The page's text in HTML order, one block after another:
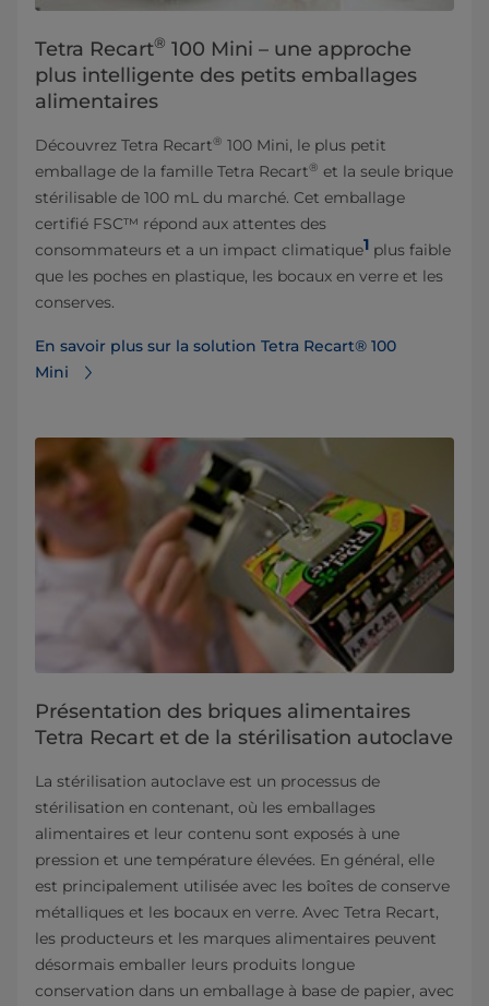
Tetra Recart® 100 Mini – une approche
plus intelligente des petits emballages
alimentaires
Découvrez Tetra Recart® 100 Mini, le plus petit
emballage de la famille Tetra Recart® et la seule brique
stérilisable de 100 mL du marché. Cet emballage
certifié FSC™ répond aux attentes des
consommateurs et a un impact climatique1 plus faible
que les poches en plastique, les bocaux en verre et les
conserves.
En savoir plus sur la solution Tetra Recart® 100
Mini
Présentation des briques alimentaires
Tetra Recart et de la stérilisation autoclave
La stérilisation autoclave est un processus de
stérilisation en contenant, où les emballages
alimentaires et leur contenu sont exposés à une
pression et une température élevées. En général, elle
est principalement utilisée avec les boîtes de conserve
métalliques et les bocaux en verre. Avec Tetra Recart,
les producteurs et les marques alimentaires peuvent
désormais emballer leurs produits longue
conservation dans un emballage à base de papier, avec